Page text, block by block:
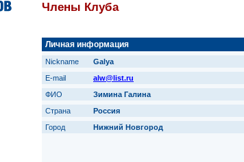
Члены Клуба
Личная информация
Nickname
Galya
E-mail
alw@list.ru
ФИО
Зимина Галина
Страна
Россия
Город
Нижний Новгород